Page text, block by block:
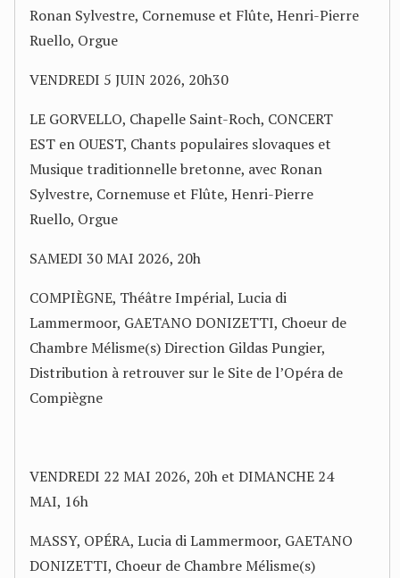
Ronan Sylvestre, Cornemuse et Flûte, Henri-Pierre
Ruello, Orgue
VENDREDI 5 JUIN 2026, 20h30
LE GORVELLO, Chapelle Saint-Roch, CONCERT
EST en OUEST, Chants populaires slovaques et
Musique traditionnelle bretonne, avec Ronan
Sylvestre, Cornemuse et Flûte, Henri-Pierre
Ruello, Orgue
SAMEDI 30 MAI 2026, 20h
COMPIÈGNE, Théâtre Impérial, Lucia di
Lammermoor, GAETANO DONIZETTI, Choeur de
Chambre Mélisme(s) Direction Gildas Pungier,
Distribution à retrouver sur le Site de l’Opéra de
Compiègne
VENDREDI 22 MAI 2026, 20h et DIMANCHE 24
MAI, 16h
MASSY, OPÉRA, Lucia di Lammermoor, GAETANO
DONIZETTI, Choeur de Chambre Mélisme(s)